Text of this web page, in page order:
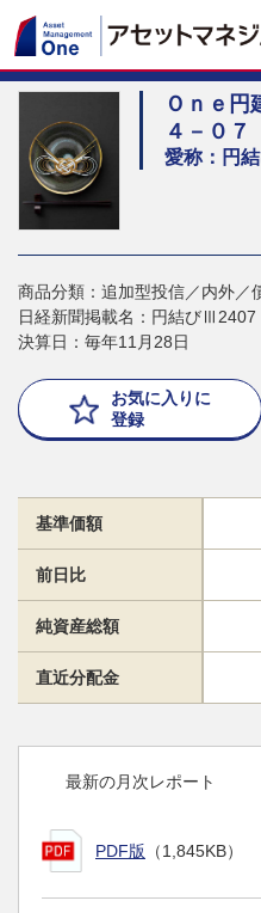
Ｏｎｅ
４－０７
愛称：円
商品分類：追加型投信／内外／
日経新聞掲載名：円結びⅢ2407
決算日：毎年11月28日
お気に入りに
登録
基準価額
前日比
純資産総額
直近分配金
最新の月次レポート
PDF版 （1,845KB）